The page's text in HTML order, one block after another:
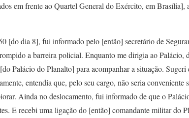
em frente ao Quartel General do Exército, em
[do dia 8], fui informado pelo [então] secretário de
a barreira policial. Enquanto me dirigia ao
Palácio do Planalto] para acompanhar a situação.
entendia que, pelo seu cargo, não seria conveniente
Ainda no deslocamento, fui informado de que o
E recebi uma ligação do [então] comandante militar do